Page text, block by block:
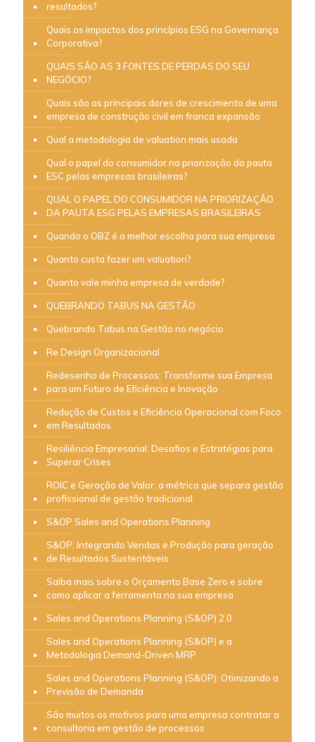
resultados?
Quais os impactos dos princípios ESG na Governança
Corporativa?
QUAIS SÃO AS 3 FONTES DE PERDAS DO SEU
NEGÓCIO?
Quais são as principais dores de crescimento de uma
empresa de construção civil em franca expansão
Qual a metodologia de valuation mais usada
Qual o papel do consumidor na priorização da pauta
ESC pelas empresas brasileiras?
QUAL O PAPEL DO CONSUMIDOR NA PRIORIZAÇÃO
DA PAUTA ESG PELAS EMPRESAS BRASILEIRAS
Quando o OBZ é a melhor escolha para sua empresa
Quanto custa fazer um valuation?
Quanto vale minha empresa de verdade?
QUEBRANDO TABUS NA GESTÃO
Quebrando Tabus na Gestão no negócio
Re Design Organizacional
Redesenho de Processos: Transforme sua Empresa
para um Futuro de Eficiência e Inovação
Redução de Custos e Eficiência Operacional com Foco
em Resultados.
Resiliência Empresarial: Desafios e Estratégias para
Superar Crises
ROIC e Geração de Valor: a métrica que separa gestão
profissional de gestão tradicional
S&OP Sales and Operations Planning
S&OP: Integrando Vendas e Produção para geração
de Resultados Sustentáveis
Saiba mais sobre o Orçamento Base Zero e sobre
como aplicar a ferramenta na sua empresa
Sales and Operations Planning (S&OP) 2.0
Sales and Operations Planning (S&OP) e a
Metodologia Demand-Driven MRP
Sales and Operations Planning (S&OP): Otimizando a
Previsão de Demanda
São muitos os motivos para uma empresa contratar a
consultoria em gestão de processos